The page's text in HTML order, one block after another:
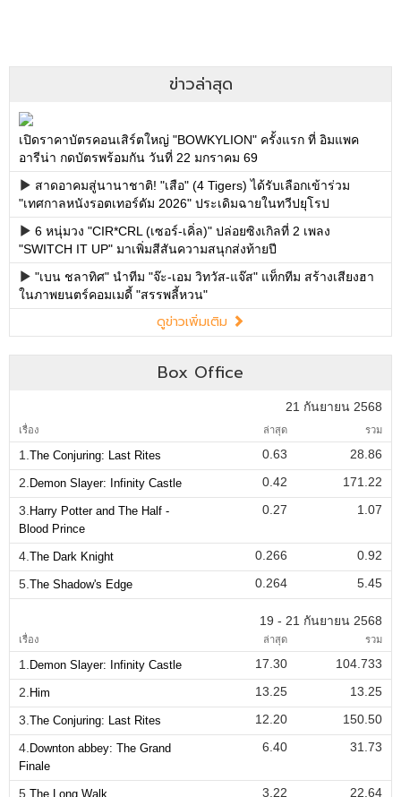
ข่าวล่าสุด
เปิดราคาบัตรคอนเสิร์ตใหญ่ "BOWKYLION" ครั้งแรก ที่ อิมแพค
อารีน่า กดบัตรพร้อมกัน วันที่ 22 มกราคม 69
สาดอาคมสู่นานาชาติ! "เสือ" (4 Tigers) ได้รับเลือกเข้าร่วม
"เทศกาลหนังรอตเทอร์ดัม 2026" ประเดิมฉายในทวีปยุโรป
6 หนุ่มวง "CIR*CRL (เซอร์-เคิ่ล)" ปล่อยซิงเกิลที่ 2 เพลง
"SWITCH IT UP" มาเพิ่มสีสันความสนุกส่งท้ายปี
"เบน ชลาทิศ" นำทีม "จ๊ะ-เอม วิทวัส-แจ๊ส" แท็กทีม สร้างเสียงฮา
ในภาพยนตร์คอมเมดี้ "สรรพลี้หวน"
ดูข่าวเพิ่มเติม
Box Office
21 กันยายน 2568
เรื่อง ล่าสุด รวม
1. The Conjuring: Last Rites 0.63
28.86
2. Demon Slayer: Infinity Castle 0.42
171.22
3. Harry Potter and The Half -
Blood Prince
0.27 1.07
4. The Dark Knight 0.266
0.92
5. The Shadow's Edge 0.264 5.45
19 - 21 กันยายน 2568
เรื่อง ล่าสุด รวม
1. Demon Slayer: Infinity Castle 17.30
104.733
2. Him 13.25
13.25
3. The Conjuring: Last Rites 12.20
150.50
4. Downton abbey: The Grand
Finale
6.40 31.73
5. The Long Walk 3.22 22.64